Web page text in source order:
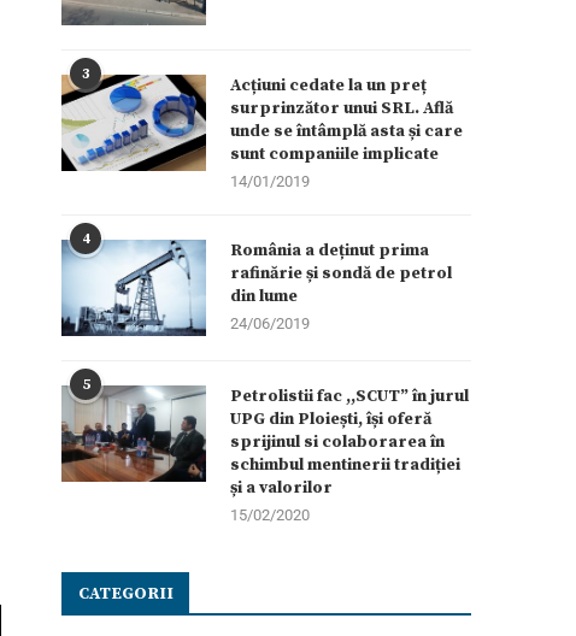
3
Acțiuni cedate la un preț
surprinzător unui SRL. Află
unde se întâmplă asta și care
sunt companiile implicate
14/01/2019
4
România a deținut prima
rafinărie și sondă de petrol
din lume
24/06/2019
5
Petrolistii fac ,,SCUT” în jurul
UPG din Ploiești, își oferă
sprijinul si colaborarea în
schimbul mentinerii tradiției
și a valorilor
15/02/2020
CATEGORII